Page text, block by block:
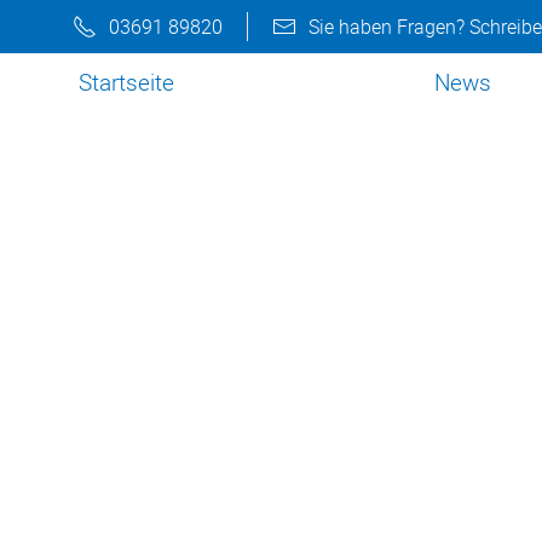
03691 89820 Sie haben Fragen?
Startseite News